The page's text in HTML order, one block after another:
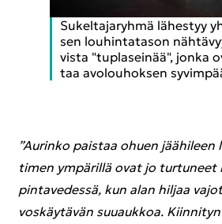
Su­kel­ta­ja­ryh­mä lä­hes­tyy
sen lou­hin­ta­ta­son
vis­ta "tupla­sei­nää", jonka
taa avo­lou­hok­sen
”Au­rin­ko pais­taa ohuen
ti­men ym­pä­ril­lä ovat jo tur­tu­neet
pin­ta­ve­des­sä, kun alan hil­jaa
vos­käy­tä­vän suu­auk­koa.